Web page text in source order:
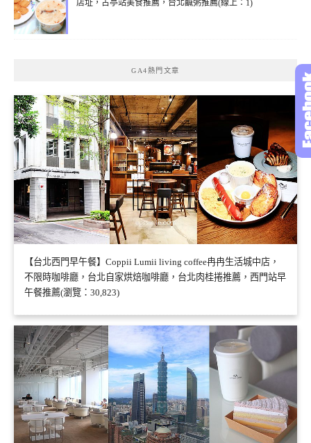
店址，古亭站美食推薦，台北鹹粥推薦(線上：1)
GA4熱門文章
【台北西門早午餐】Coppii Lumii living coffee冉冉生活城中店，
不限時咖啡廳，台北自家烘焙咖啡廳，台北肉桂捲推薦，西門站早
午餐推薦(瀏覽：30,823)